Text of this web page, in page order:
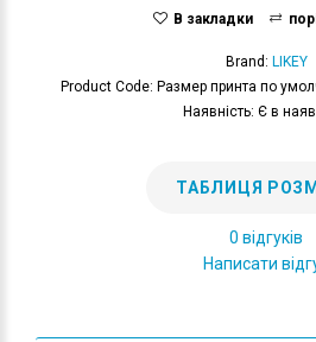
В закладки
Brand: LIKEY
Product Code: Размер принта по
Наявність: Є в
ТАБЛИЦЯ
0 відгуків
Написати